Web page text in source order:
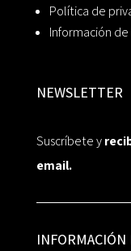
Política de
Información
NEWSLETTER
Suscríbete y
email.
INFORMACIÓN